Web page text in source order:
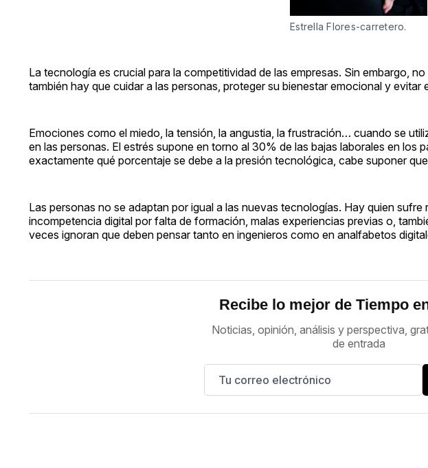
Estrella Flores-carretero.
La tecnología es crucial para la competitividad de las empresas. Sin embargo,
también hay que cuidar a las personas, proteger su bienestar emocional y evitar
Emociones como el miedo, la tensión, la angustia, la frustración… cuando se
en las personas. El estrés supone en torno al 30% de las bajas laborales en los
exactamente qué porcentaje se debe a la presión tecnológica, cabe suponer
Las personas no se adaptan por igual a las nuevas tecnologías. Hay quien
incompetencia digital por falta de formación, malas experiencias previas o,
veces ignoran que deben pensar tanto en ingenieros como en analfabetos
Recibe lo mejor de Tiempo
Noticias, opinión, análisis y perspectiva,
de entrada